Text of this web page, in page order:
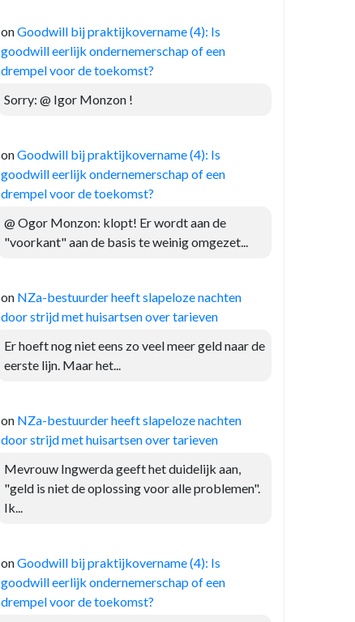
onGoodwill bij praktijkovername (4): Is
goodwill eerlijk ondernemerschap of een
drempel voor de toekomst?
Sorry: @ Igor Monzon !
onGoodwill bij praktijkovername (4): Is
goodwill eerlijk ondernemerschap of een
drempel voor de toekomst?
@ Ogor Monzon: klopt! Er wordt aan de
"voorkant" aan de basis te weinig omgezet...
on NZa-bestuurder heeft slapeloze nachten
door strijd met huisartsen over tarieven
Er hoeft nog niet eens zo veel meer geld naar de
eerste lijn. Maar het...
on NZa-bestuurder heeft slapeloze nachten
door strijd met huisartsen over tarieven
Mevrouw Ingwerda geeft het duidelijk aan,
"geld is niet de oplossing voor alle problemen".
Ik...
onGoodwill bij praktijkovername (4): Is
goodwill eerlijk ondernemerschap of een
drempel voor de toekomst?